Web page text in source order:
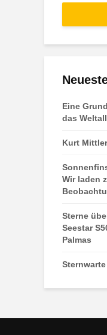
Eine
das Weltall
Kurt
Wir laden
Sterne
Seestar
Palmas